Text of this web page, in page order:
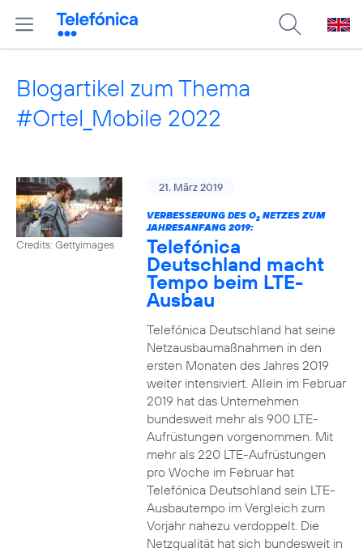
Blogartikel zum Thema
#Ortel_Mobile 2022
Credits: Gettyimages
21. März 2019
VERBESSERUNG DES O2NETZES ZUM
JAHRESANFANG 2019:
Telefónica
Deutschland macht
Tempo beim LTE-
Ausbau
Telefónica Deutschland hat seine
Netzausbaumaßnahmen in den
ersten Monaten des Jahres 2019
weiter intensiviert. Allein im Februar
2019 hat das Unternehmen
bundesweit mehr als 900 LTE-
Aufrüstungen vorgenommen. Mit
mehr als 220 LTE-Aufrüstungen
pro Woche im Februar hat
Telefónica Deutschland sein LTE-
Ausbautempo im Vergleich zum
Vorjahr nahezu verdoppelt. Die
Netzqualität hat sich bundesweit in